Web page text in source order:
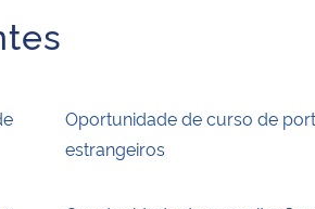
Oportunidade de curso de
estrangeiros